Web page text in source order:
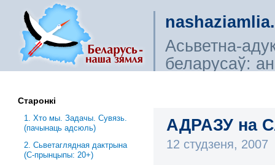
Асьветна-
беларусаў:
АДРАЗУ на
12 студзеня, 2007
Старонкі
1. Хто мы. Задачы. Сувязь.
(пачынаць адсюль)
2. Сьветаглядная дактрына
(С-прынцыпы: 20+)